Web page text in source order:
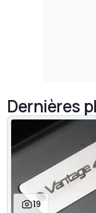
Dernières
19